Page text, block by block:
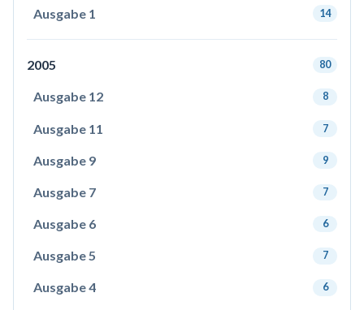
Ausgabe 1 14
2005 80
Ausgabe 12 8
Ausgabe 11 7
Ausgabe 9 9
Ausgabe 7 7
Ausgabe 6 6
Ausgabe 5 7
Ausgabe 4 6